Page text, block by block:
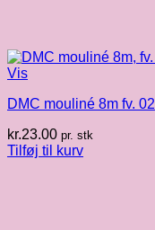
Vis
DMC mouliné 8m fv. 02
kr.23.00 pr. stk
Tilføj til kurv